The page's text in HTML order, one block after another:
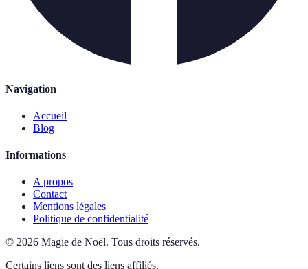
Navigation
Accueil
Blog
Informations
A propos
Contact
Mentions légales
Politique de confidentialité
© 2026 Magie de Noël. Tous droits réservés.
Certains liens sont des liens affiliés.